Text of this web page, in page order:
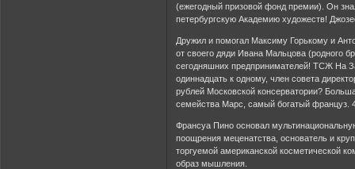
(ежегодный призовой фонд премии). Он
петербургскую Академию художеств!
Дружил и помогал Максиму Горькому и
от своего дяди Ивана Мальцова (родного
сегодняшних предпринимателей! ТСЖ На
одиннадцать к одному, член совета
рублей Московской консерватории?
семейства Марс, самый богатый француз.
Франсуа Пино основал
поощрения меценатства, основатель и
торгуемой американской косметической
образ мышления.